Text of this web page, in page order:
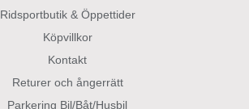
Ridsportbutik & Öppettider
Köpvillkor
Kontakt
Returer och ångerrätt
Parkering Bil/Båt/Husbil